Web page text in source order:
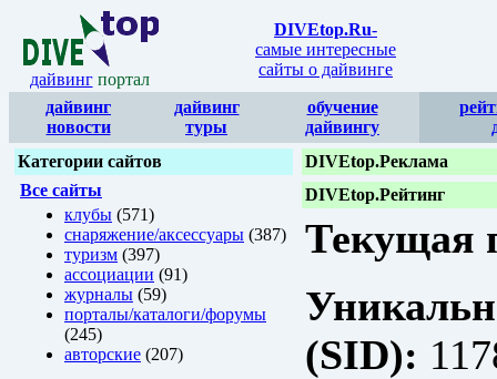
дайвинг портал
DIVEtop.Ru-
самые интересные
сайты о дайвинге
дайвинг
новости
дайвинг
туры
обучение
дайвингу
Категории сайтов
Все сайты
клубы (571)
снаряжение/аксессуары (387)
туризм (397)
ассоциации (91)
журналы (59)
порталы/каталоги/форумы
(245)
авторские (207)
DIVEtop.Реклама
DIVEtop.Рейтинг
Текущая
(SID):